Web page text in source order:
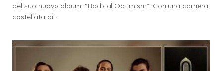
del suo nuovo album, “Radical Optimism”. Con una carriera
costellata di…